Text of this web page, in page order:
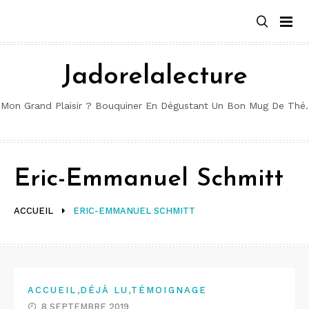
contenu
Jadorelalecture
Mon Grand Plaisir ? Bouquiner En Dégustant Un Bon Mug De Thé.
ACCUEIL ERIC-EMMANUEL SCHMITT
Eric-Emmanuel Schmitt
ACCUEIL ,DÉJÀ LU ,TÉMOIGNAGE
8 SEPTEMBRE 2019